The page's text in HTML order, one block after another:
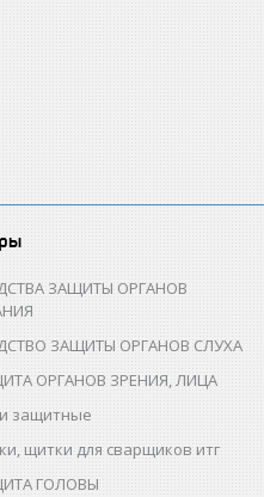
ЗАЩИТЫ ОРГАНОВ
ЗАЩИТЫ ОРГАНОВ СЛУХА
ОРГАНОВ ЗРЕНИЯ, ЛИЦА
защитные
щитки для сварщиков итг
ГОЛОВЫ